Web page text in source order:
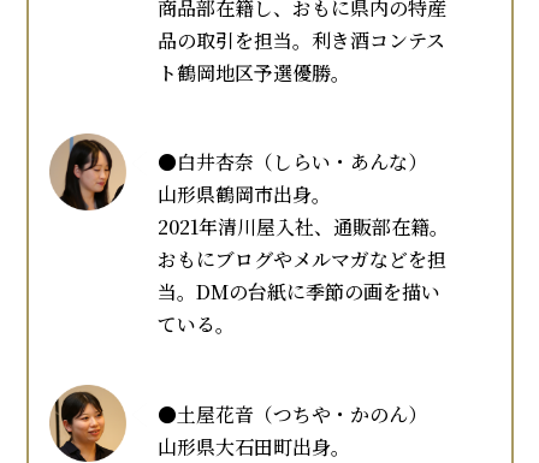
商品部在籍し、おもに県内の特産
品の取引を担当。利き酒コンテス
ト鶴岡地区予選優勝。
●白井杏奈（しらい・あんな）
山形県鶴岡市出身。
2021年清川屋入社、通販部在籍。
おもにブログやメルマガなどを担
当。DMの台紙に季節の画を描い
ている。
●土屋花音（つちや・かのん）
山形県大石田町出身。